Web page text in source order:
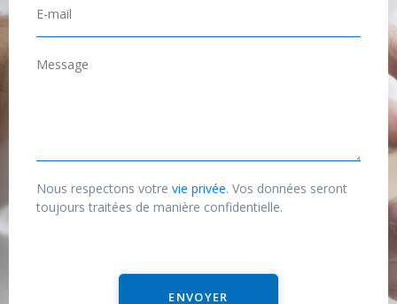
m
*
E
-
m
*
M
a
g
e
Nous respectons votre vie privée. Vos données seront
toujours traitées de manière confidentielle.
ENVOYER